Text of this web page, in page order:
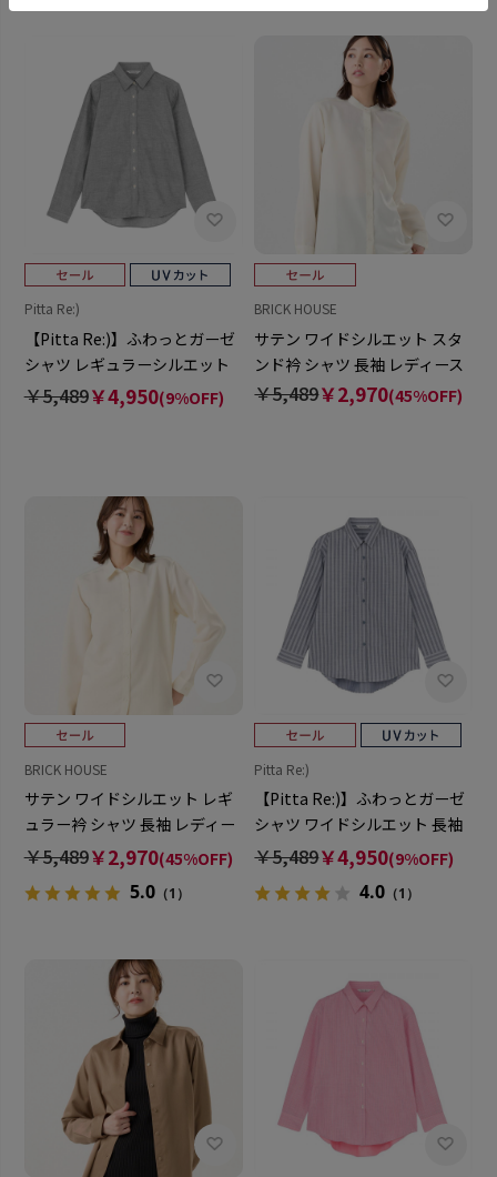
Pitta Re:)
【Pitta Re:)】ふわっとガーゼ
シャツ レギュラーシルエット
長袖 綿100% レディース カジ
￥5,489￥4,950(9%OFF)
BRICK HOUSE
サテン ワイドシルエット スタ
ンド衿 シャツ 長袖 レディース
￥5,489￥2,970(45%OFF)
BRICK HOUSE
サテン ワイドシルエット レギ
ュラー衿 シャツ 長袖 レディー
ス
￥5,489￥2,970(45%OFF)
5.0（1）
Pitta Re:)
【Pitta Re:)】ふわっとガーゼ
シャツ ワイドシルエット 長袖
綿100% レディース カジュアル
￥5,489￥4,950(9%OFF)
4.0 （1）